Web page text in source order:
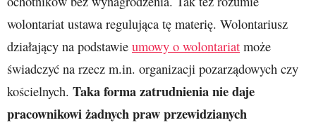
wolontariat ustawa regulująca tę materię. Wolontariusz
działający na podstawie umowy o wolontariat może
świadczyć na rzecz m.in. organizacji pozarządowych czy
kościelnych. Taka forma zatrudnienia nie daje
pracownikowi żadnych praw przewidzianych